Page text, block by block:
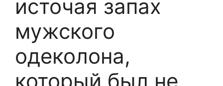
источая запах
мужского
одеколона,
который был не